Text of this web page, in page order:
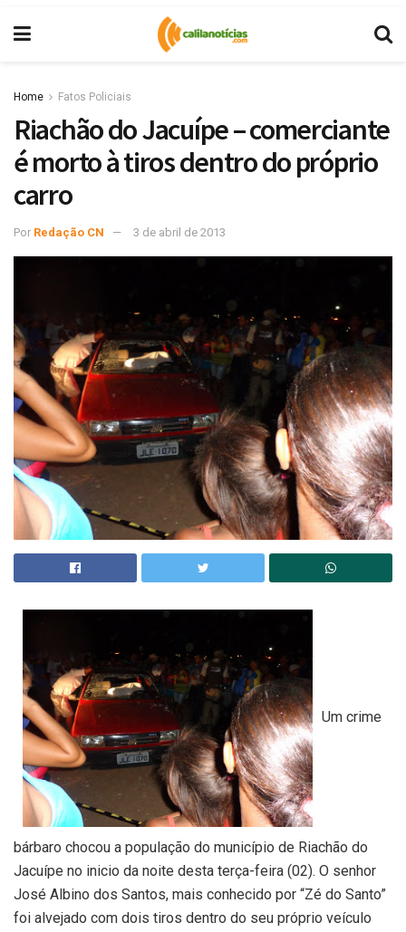
Home Fatos Policiais
Riachão do Jacuípe – comerciante
é morto à tiros dentro do próprio
carro
Por Redação CN 3 de abril de 2013
Um crime
bárbaro chocou a população do município de Riachão do
Jacuípe no inicio da noite desta terça-feira (02). O senhor
José Albino dos Santos, mais conhecido por “Zé do Santo”
foi alvejado com dois tiros dentro do seu próprio veículo